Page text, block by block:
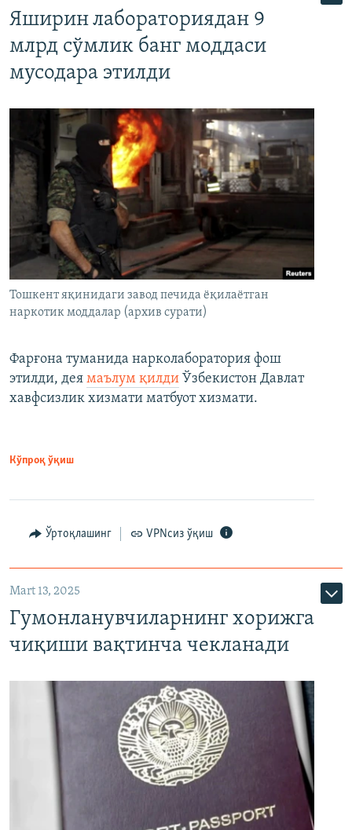
Яширин лабораториядан 9
млрд сўмлик банг моддаси
мусодара этилди
Тошкент яқинидаги завод печида ёқилаётган
наркотик моддалар (архив сурати)
Фарғона туманида нарколаборатория фош
этилди, дея маълум қилди Ўзбекистон Давлат
хавфсизлик хизмати матбуот хизмати.
Кўпроқ ўқиш
Ўртоқлашинг VPNсиз ўқиш
Mart 13, 2025
Гумонланувчиларнинг хорижга
чиқиши вақтинча чекланади